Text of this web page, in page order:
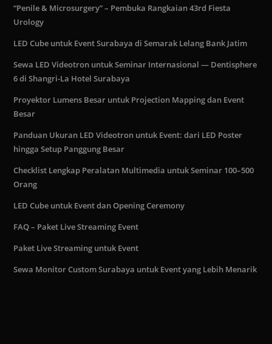
“Penile & Microsurgery” – Pembuka Rangkaian 43rd Fiesta
Urology
LED Cube untuk Event Surabaya di Semarak Lelang Bank Jatim
Sewa LED Videotron untuk Seminar Internasional — Dentisphere
6 di Shangri-La Hotel Surabaya
Proyektor Lumens Besar untuk Projection Mapping dan Event
Besar
Panduan Ukuran LED Videotron untuk Event: dari LED Poster
hingga Setup Panggung Besar
Checklist Lengkap Peralatan Multimedia untuk Seminar 100–500
Orang
LED Cube untuk Event dan Opening Ceremony
FAQ – Paket Live Streaming Event
Paket Live Streaming untuk Event
Sewa Monitor Custom Surabaya untuk Event yang Lebih Menarik